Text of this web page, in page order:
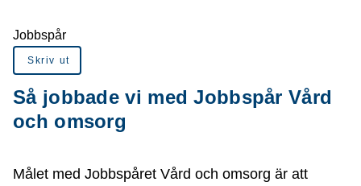
Du är här:
Jobbspår
Skriv ut
Så jobbade vi med Jobbspår Vård
och omsorg
Målet med Jobbspåret Vård och omsorg är att